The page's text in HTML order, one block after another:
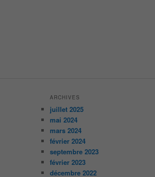
ARCHIVES
juillet 2025
mai 2024
mars 2024
février 2024
septembre 2023
février 2023
décembre 2022